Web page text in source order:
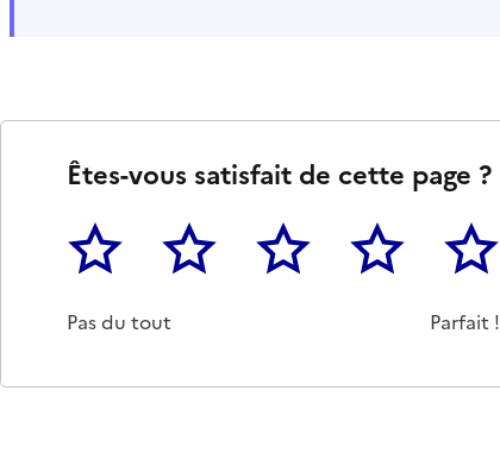
Êtes-vous satisfait de cette page ?
1
Pas du tout
2 3 4 5
Parfait !